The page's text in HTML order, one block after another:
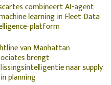
combineert AI-agent
learning in Fleet Data
platform
van Manhattan
brengt
naar supply
planning